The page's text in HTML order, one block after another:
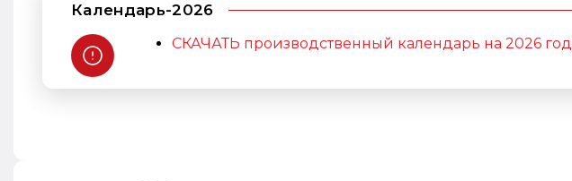
Календарь-2026
СКАЧАТЬ производственный календарь на 2026 год